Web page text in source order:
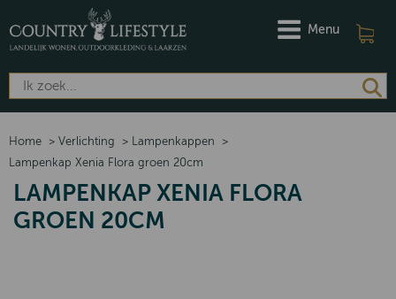
Menu
Home > Verlichting > Lampenkappen
>
Lampenkap Xenia Flora groen 20cm
LAMPENKAP XENIA FLORA
GROEN 20CM